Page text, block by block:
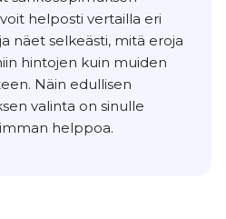
helposti vertailla eri
näet selkeästi, mitä eroja
hintojen kuin muiden
Näin edullisen
valinta on sinulle
helppoa.